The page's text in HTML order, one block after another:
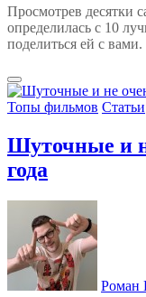
Просмотрев десятки
определилась с 10
поделиться ей с вами.
Топы фильмов Статьи
Шуточные и
года
Роман